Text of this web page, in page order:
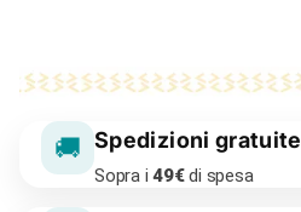
🚚 Spedizioni gratuite
Sopra i49€di spesa